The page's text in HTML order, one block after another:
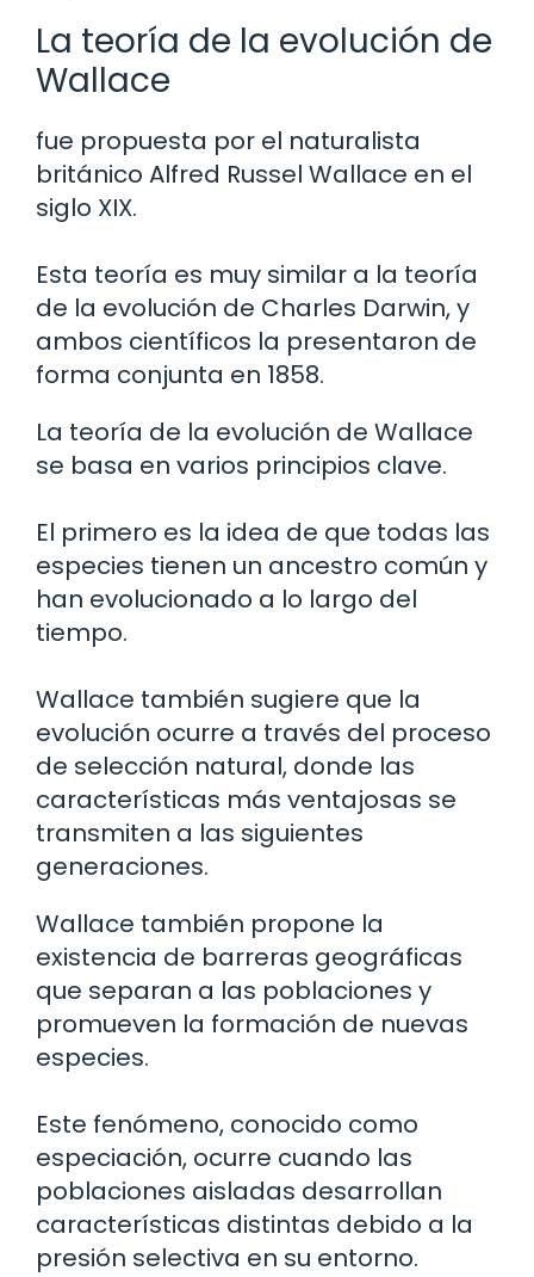
La teoría de la evolución de
Wallace
fue propuesta por el naturalista
británico Alfred Russel Wallace en el
siglo XIX.
Esta teoría es muy similar a la teoría
de la evolución de Charles Darwin, y
ambos científicos la presentaron de
forma conjunta en 1858.
La teoría de la evolución de Wallace
se basa en varios principios clave.
El primero es la idea de que todas las
especies tienen un ancestro común y
han evolucionado a lo largo del
tiempo.
Wallace también sugiere que la
evolución ocurre a través del proceso
de selección natural, donde las
características más ventajosas se
transmiten a las siguientes
generaciones.
Wallace también propone la
existencia de barreras geográficas
que separan a las poblaciones y
promueven la formación de nuevas
especies.
Este fenómeno, conocido como
especiación, ocurre cuando las
poblaciones aisladas desarrollan
características distintas debido a la
presión selectiva en su entorno.